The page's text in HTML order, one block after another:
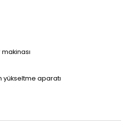
yükseltme aparatı